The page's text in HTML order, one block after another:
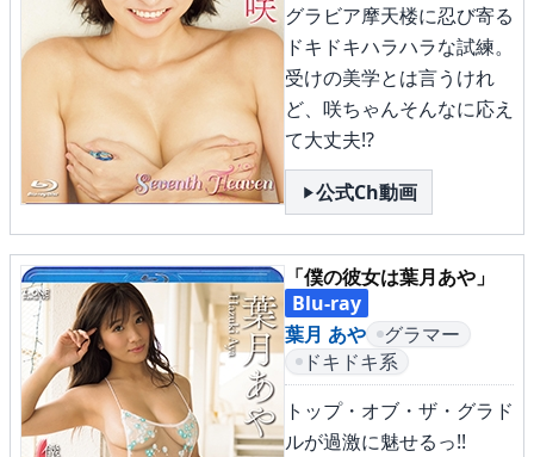
▶次回作
制作中
発売年月日
ご利用ガイド
▶ 更新情報
▶個人情報保護について
▶よくあるご質問
グラビア摩天楼に忍び寄る
ドキドキハラハラな試練。
受けの美学とは言うけれ
ど、咲ちゃんそんなに応え
て大丈夫!?
公式Ch動画
「僕の彼女は葉月あや」
Blu-ray
葉月 あや
グラマー
ドキドキ系
トップ・オブ・ザ・グラド
ルが過激に魅せるっ!!